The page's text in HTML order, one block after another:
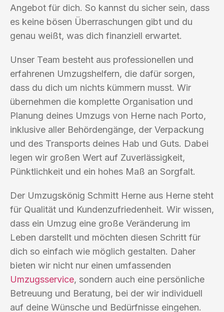
Angebot für dich. So kannst du sicher sein, dass
es keine bösen Überraschungen gibt und du
genau weißt, was dich finanziell erwartet.
Unser Team besteht aus professionellen und
erfahrenen Umzugshelfern, die dafür sorgen,
dass du dich um nichts kümmern musst. Wir
übernehmen die komplette Organisation und
Planung deines Umzugs von Herne nach Porto,
inklusive aller Behördengänge, der Verpackung
und des Transports deines Hab und Guts. Dabei
legen wir großen Wert auf Zuverlässigkeit,
Pünktlichkeit und ein hohes Maß an Sorgfalt.
Der Umzugskönig Schmitt Herne aus Herne steht
für Qualität und Kundenzufriedenheit. Wir wissen,
dass ein Umzug eine große Veränderung im
Leben darstellt und möchten diesen Schritt für
dich so einfach wie möglich gestalten. Daher
bieten wir nicht nur einen umfassenden
Umzugsservice, sondern auch eine persönliche
Betreuung und Beratung, bei der wir individuell
auf deine Wünsche und Bedürfnisse eingehen.